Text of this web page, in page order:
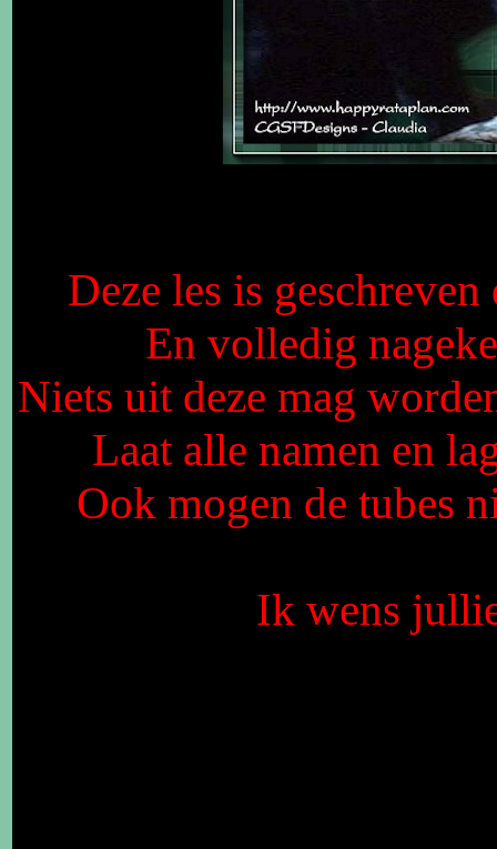
Deze les is
En volledig
Niets uit deze mag
Laat alle namen en
Ook mogen de tubes
Ik wens